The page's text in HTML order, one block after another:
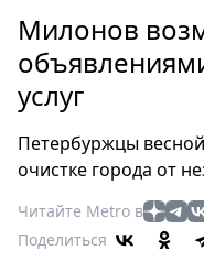
Россия
Мир
Туризм
Мода
Театр
Кино
Милонов
услуг
Петербуржцы
очистке города от
Читайте Metro в
Поделиться